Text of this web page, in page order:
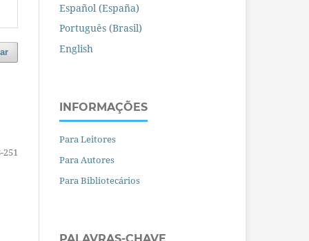
251
Español (España)
Português (Brasil)
English
INFORMAÇÕES
Para Leitores
Para Autores
Para Bibliotecários